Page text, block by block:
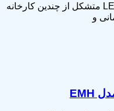
پمپ محیطی لئو مدل AQM شرکت LEO متشکل از چندین کارخانه
و